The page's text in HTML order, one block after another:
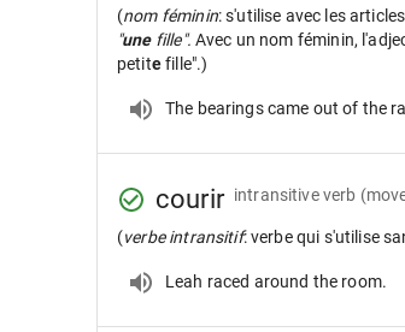
(nom féminin: s'utilise avec les
"unefille". Avec un nom féminin,
petitefille".)
The bearings came out of the
courir intransitive verb
(verbe intransitif: verbe qui s'utilise
Leah raced around the room.